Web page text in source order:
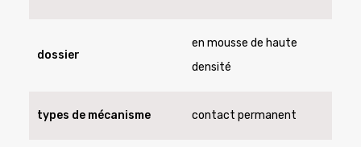
dossier
en mousse de haute
densité
types de mécanisme contact permanent